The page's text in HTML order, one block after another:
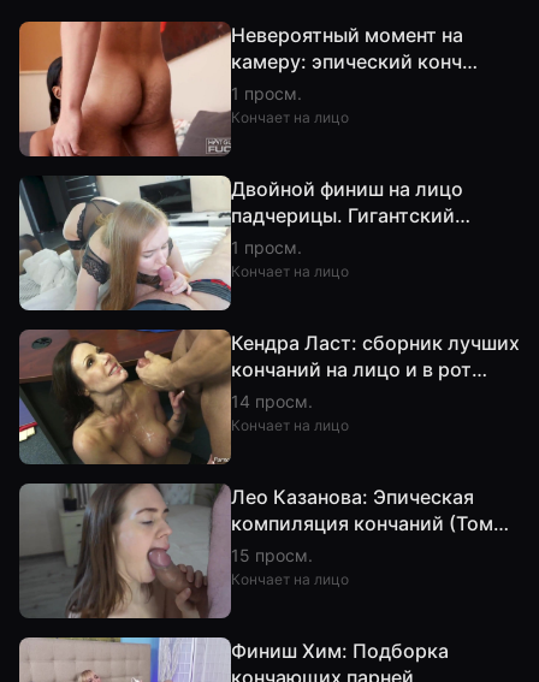
Невероятный момент на
камеру: эпический конч
взорвал интернет!
1 просм.
Кончает на лицо
Двойной финиш на лицо
падчерицы. Гигантский
выстрел спермы
1 просм.
Кончает на лицо
Кендра Ласт: сборник лучших
кончаний на лицо и в рот
(часть 2, HD)
14 просм.
Кончает на лицо
Лео Казанова: Эпическая
компиляция кончаний (Том
12, Часть 2)
15 просм.
Кончает на лицо
Финиш Хим: Подборка
кончающих парней